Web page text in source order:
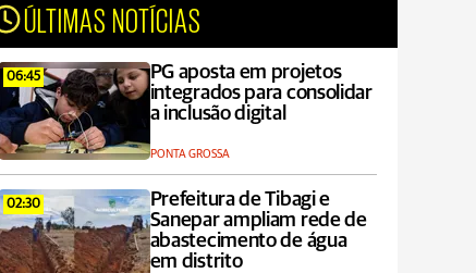
ÚLTIMAS NOTÍCIAS
06:45
PG aposta em projetos
integrados para consolidar
a inclusão digital
PONTA GROSSA
02:30
Prefeitura de Tibagi e
Sanepar ampliam rede de
abastecimento de água
em distrito